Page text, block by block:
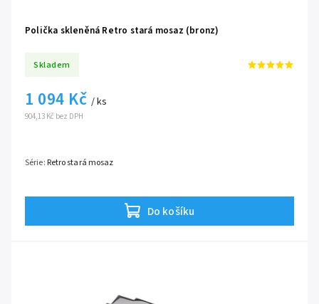
Polička skleněná Retro stará mosaz (bronz)
Skladem
904,13 Kč bez DPH
1 094 Kč / ks
Do košíku
Série: Retro stará mosaz